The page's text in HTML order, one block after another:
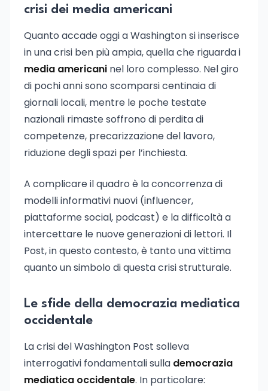
crisi dei media americani
Quanto accade oggi a Washington si inserisce
in una crisi ben più ampia, quella che riguarda i
media americani nel loro complesso. Nel giro
di pochi anni sono scomparsi centinaia di
giornali locali, mentre le poche testate
nazionali rimaste soffrono di perdita di
competenze, precarizzazione del lavoro,
riduzione degli spazi per l’inchiesta.
A complicare il quadro è la concorrenza di
modelli informativi nuovi (influencer,
piattaforme social, podcast) e la difficoltà a
intercettare le nuove generazioni di lettori. Il
Post, in questo contesto, è tanto una vittima
quanto un simbolo di questa crisi strutturale.
Le sfide della democrazia mediatica
occidentale
La crisi del Washington Post solleva
interrogativi fondamentali sulla democrazia
mediatica occidentale. In particolare: